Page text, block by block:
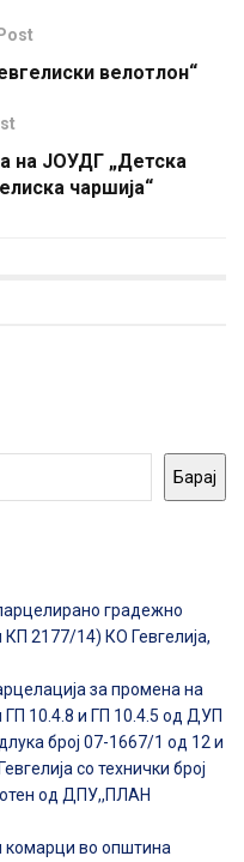
велотлон“
на ЈОУДГ „Детска
чаршија“
Барај
градежно
2177/14) КО Гевгелија,
за промена на
10.4.8 и ГП 10.4.5 од ДУП
број 07-1667/1 од 12 и
со технички број
од ДПУ,,ПЛАН
комарци во општина